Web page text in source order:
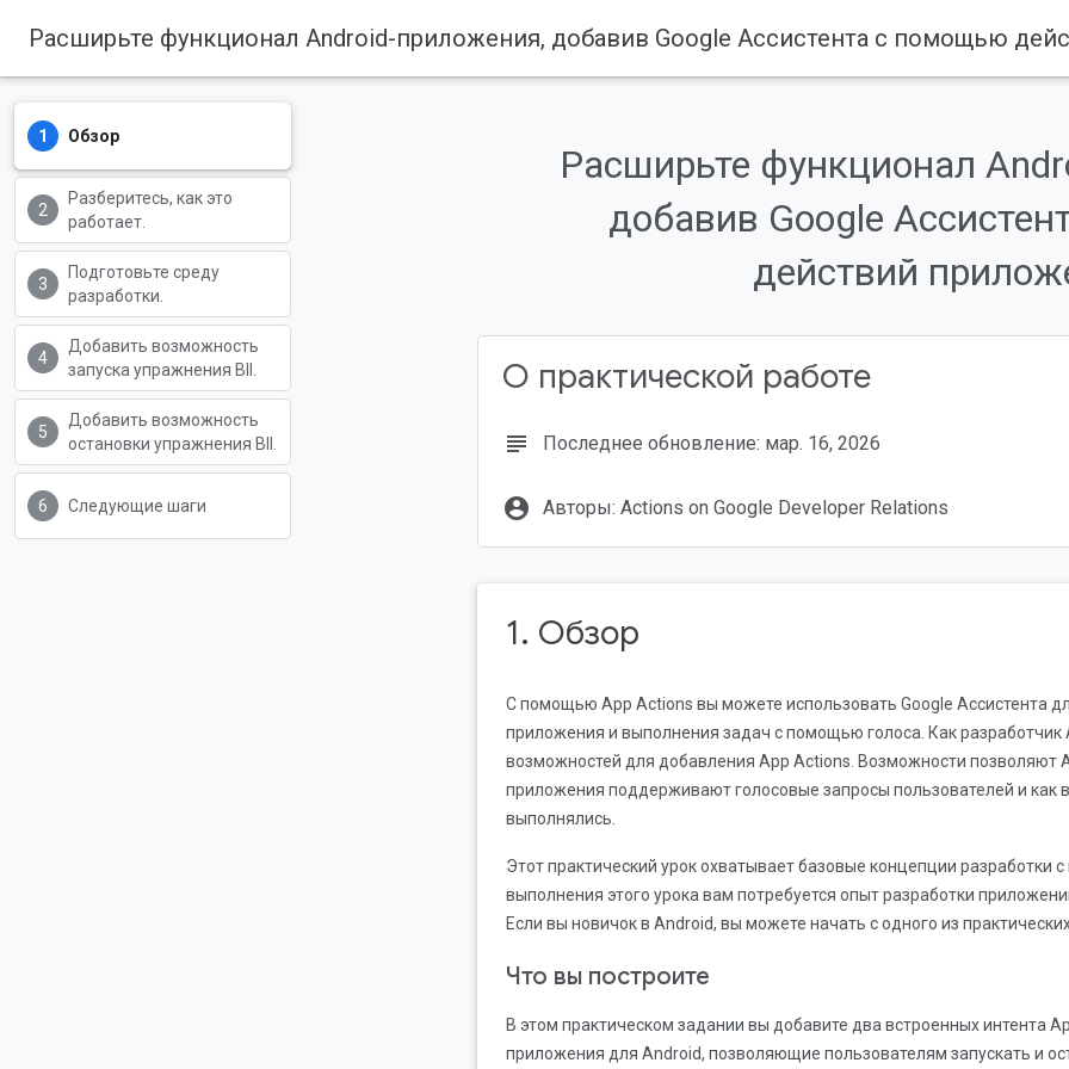
Обзор
Разберитесь, как это
работает.
Подготовьте среду
разработки.
Добавить возможность
запуска упражнения BII.
Добавить возможность
остановки упражнения BII.
Следующие шаги
Расширьте функционал
добавив Google
действий
О практической работе
subject Последнее обновление: мар. 16, 2026
account_circle Авторы: Actions on Google Developer Relations
1. Обзор
С помощью App Actions вы можете использовать Google Ассистента
приложения и выполнения задач с помощью голоса. Как разработчик
возможностей для добавления App Actions. Возможности позволяют
приложения поддерживают голосовые запросы пользователей и как
выполнялись.
Этот практический урок охватывает базовые концепции разработки
выполнения этого урока вам потребуется опыт разработки
Если вы новичок в Android, вы можете начать с одного из
Что вы построите
В этом практическом задании вы добавите два встроенных интента
приложения для Android, позволяющие пользователям запускать и